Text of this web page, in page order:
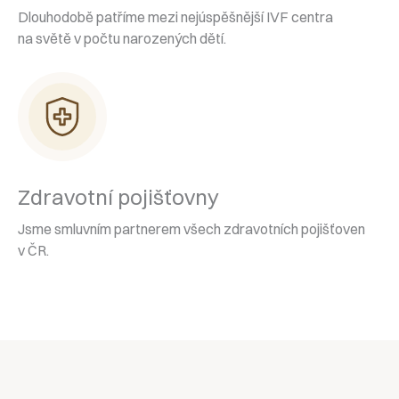
Dlouhodobě patříme mezi nejúspěšnější IVF centra
na světě v počtu narozených dětí.
Zdravotní pojišťovny
Jsme smluvním partnerem všech zdravotních pojišťoven
v ČR.